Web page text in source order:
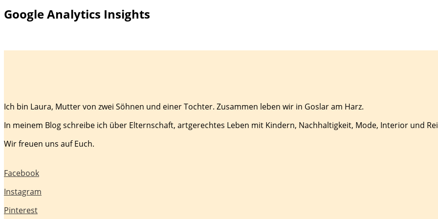
Google Analytics Insights
Ich bin Laura, Mutter von zwei Söhnen und einer Tochter. Zusammen leben wir in Goslar am Harz.
In meinem Blog schreibe ich über Elternschaft, artgerechtes Leben mit Kindern, Nachhaltigkeit, Mode, Interior und
Wir freuen uns auf Euch.
Facebook
Instagram
Pinterest